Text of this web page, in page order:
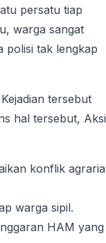
persatu tiap
warga sangat
polisi tak lengkap
tersebut
hal tersebut, Aksi
konflik agraria
warga sipil.
HAM yang